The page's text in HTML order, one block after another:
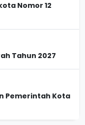
Nomor 12
Tahun 2027
Pemerintah Kota